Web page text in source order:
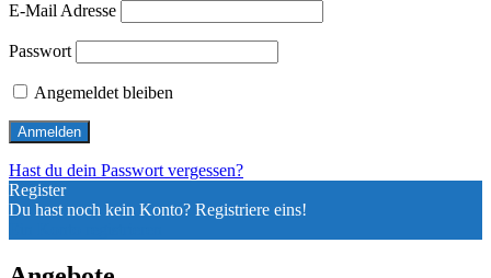
E-Mail Adresse
Passwort
Angemeldet bleiben
Hast du dein Passwort vergessen?
Register
Du hast noch kein Konto? Registriere eins!